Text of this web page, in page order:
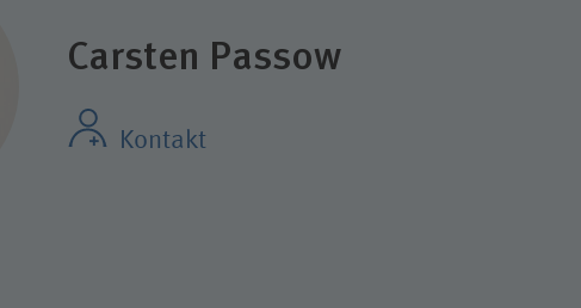
Carsten Passow
Kontakt